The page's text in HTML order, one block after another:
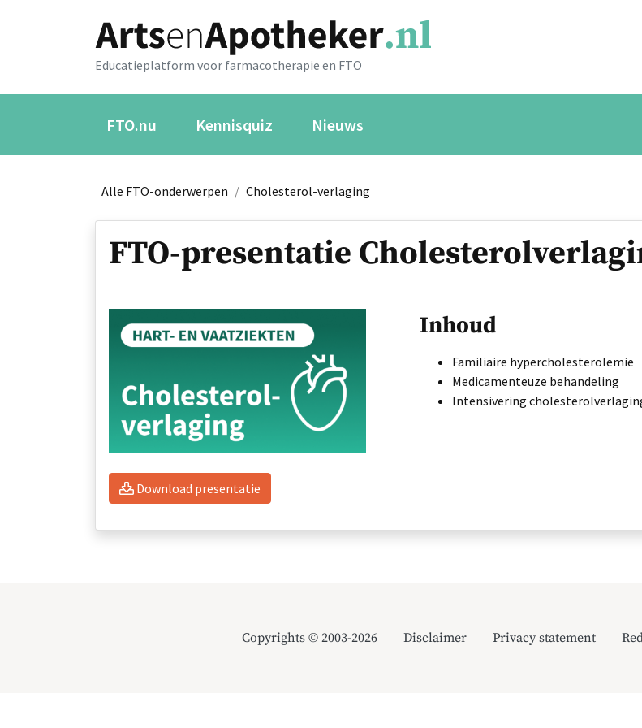
Educatieplatform voor farmacotherapie en FTO
FTO.nu Kennisquiz Nieuws
Alle FTO-onderwerpen / Cholesterol-verlaging
FTO-presentatie
Download presentatie
Inhoud
Familiaire hypercholesterolemie
Medicamenteuze behandeling
Intensivering
Copyrights © 2003-2026 Disclaimer Privacy statement